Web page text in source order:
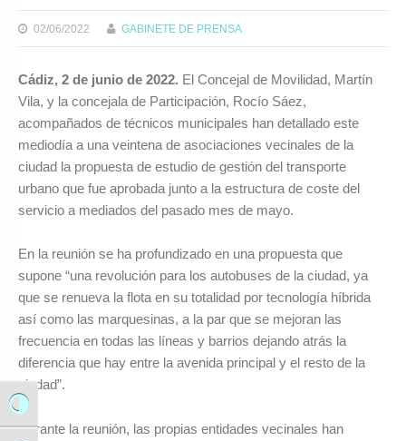
Alternar alto contraste
02/06/2022 GABINETE DE PRENSA
Cádiz, 2 de junio de 2022. El Concejal de Movilidad, Martín
Vila, y la concejala de Participación, Rocío Sáez,
acompañados de técnicos municipales han detallado este
mediodía a una veintena de asociaciones vecinales de la
ciudad la propuesta de estudio de gestión del transporte
urbano que fue aprobada junto a la estructura de coste del
servicio a mediados del pasado mes de mayo.
En la reunión se ha profundizado en una propuesta que
supone “una revolución para los autobuses de la ciudad, ya
que se renueva la flota en su totalidad por tecnología híbrida
así como las marquesinas, a la par que se mejoran las
frecuencia en todas las líneas y barrios dejando atrás la
diferencia que hay entre la avenida principal y el resto de la
ciudad”.
Durante la reunión, las propias entidades vecinales han